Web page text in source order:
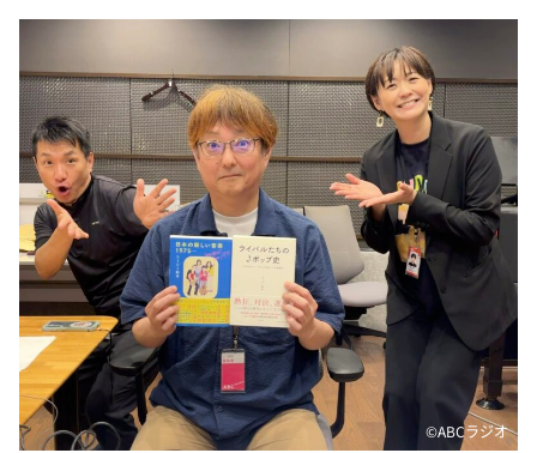
news おかえり
河合＆A.B.C-Z塚田×福井アナ「なんでやねん！？」
（news おかえり）
DAIGOも台所 ～きょうの献立 何にする？～
本日はダイアンなり！シーズン２
朝だ！生です旅サラダ
教えて！ニュースライブ 正義のミカタ
ＬＩＦＥ～夢のカタチ～
新婚さんいらっしゃい！
ポツンと一軒家
ザキ山小屋本館
ぺこぱのまるスポ
©️ABCラジオ